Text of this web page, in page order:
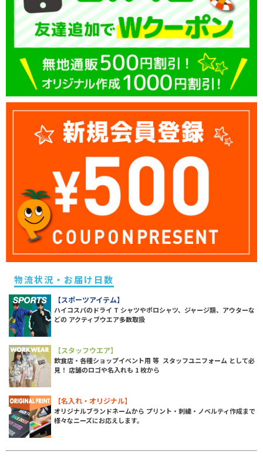
物流状況・お届け日数
【スポーツアイテム】
ハイコスパのドライ T シャツやポロシャツ、ジャージ類、アウターな
どの アクティブウエア多数取扱
【スタッフウエア】
飲食店・各種ショップイベント用 等 スタッフユニフォーム として必
見！ 店舗のロゴや名入れも 1 枚から
【名入れ・オリジナル】
オリジナルブランドネームから プリント・刺繍・ノベルティ作成まで
様々なニーズにお応えします。